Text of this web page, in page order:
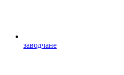
заводчане